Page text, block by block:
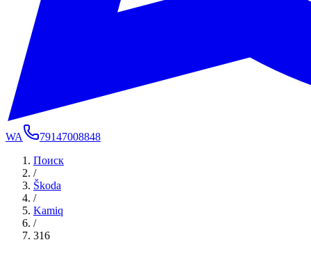
WA
79147008848
Поиск
/
Škoda
/
Kamiq
/
316